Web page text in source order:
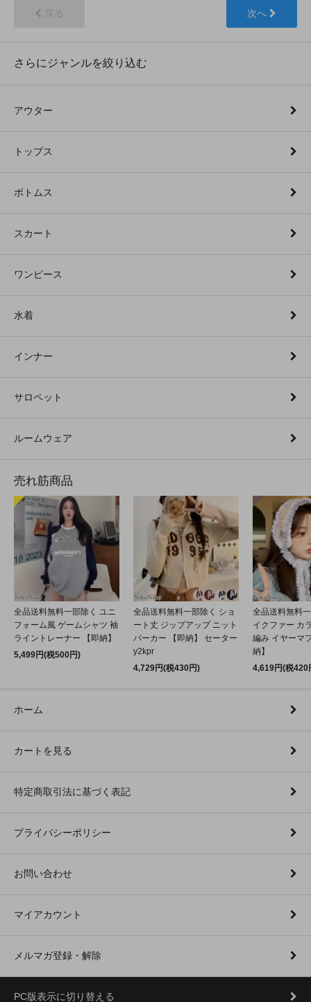
戻る 次へ
さらにジャンルを絞り込む
アウター
トップス
ボトムス
スカート
ワンピース
水着
インナー
サロペット
ルームウェア
売れ筋商品
全品送料無料一部除く ユニ
フォーム風 ゲームシャツ 袖
ライントレーナー 【即納】
5,499円(税500円)
全品送料無料一部除く ショ
ート丈 ジップアップ ニット
パーカー 【即納】 セーター
y2kpr
4,729円(税430円)
全品送料無料
イクファー カ
編み イヤーマ
納】
4,619円(税420
ホーム
カートを見る
特定商取引法に基づく表記
プライバシーポリシー
お問い合わせ
マイアカウント
メルマガ登録・解除
PC版表示に切り替える